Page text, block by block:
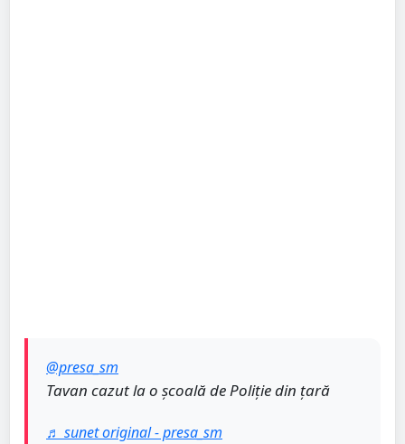
@presa_sm
Tavan cazut la o școală de Poliție din țară
♬ sunet original - presa_sm